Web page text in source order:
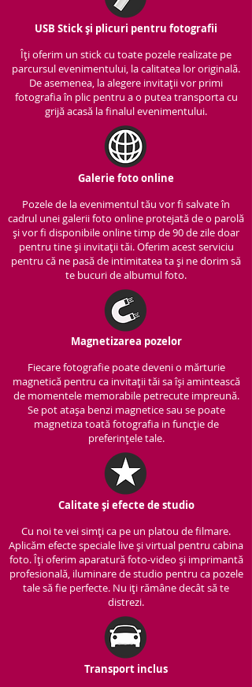
USB Stick și plicuri pentru fotografii
Îți oferim un stick cu toate pozele realizate pe
parcursul evenimentului, la calitatea lor originală.
De asemenea, la alegere invitații vor primi
fotografia în plic pentru a o putea transporta cu
grijă acasă la finalul evenimentului.
Galerie foto online
Pozele de la evenimentul tău vor fi salvate în
cadrul unei galerii foto online protejată de o parolă
și vor fi disponibile online timp de 90 de zile doar
pentru tine și invitații tăi. Oferim acest serviciu
pentru că ne pasă de intimitatea ta și ne dorim să
te bucuri de albumul foto.
Magnetizarea pozelor
Fiecare fotografie poate deveni o mărturie
magnetică pentru ca invitații tăi sa își amintească
de momentele memorabile petrecute impreună.
Se pot atașa benzi magnetice sau se poate
magnetiza toată fotografia in funcție de
preferințele tale.
Calitate și efecte de studio
Cu noi te vei simți ca pe un platou de filmare.
Aplicăm efecte speciale live și virtual pentru cabina
foto. Îți oferim aparatură foto-video și imprimantă
profesională, iluminare de studio pentru ca pozele
tale să fie perfecte. Nu iți rămâne decât să te
distrezi.
Transport inclus